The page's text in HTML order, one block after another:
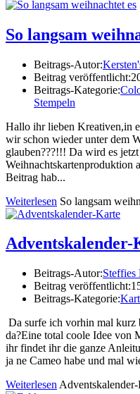
So langsam
Beitrags-Autor:
Beitrag veröffentlicht:
Beitrags-Kategorie:
Stempeln
Hallo ihr lieben Kreativen,in
wir schon wieder unter dem
glauben???!!! Da wird es
Weihnachtskartenproduktion
Beitrag hab...
Weiterlesen So langsam
Adventskalender-
Beitrags-Autor:Steffies
Beitrag veröffentlicht:
Beitrags-Kategorie:
Da surfe ich vorhin mal kurz
da?Eine total coole Idee von
ihr findet ihr die ganze
ja ne Cameo habe und mal
Weiterlesen